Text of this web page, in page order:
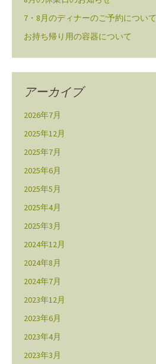
7・8月のディナーのご予約について
お持ち帰り用の容器について
アーカイブ
2026年7月
2025年12月
2025年7月
2025年6月
2025年5月
2025年4月
2025年3月
2024年12月
2024年8月
2024年7月
2023年12月
2023年6月
2023年4月
2023年3月